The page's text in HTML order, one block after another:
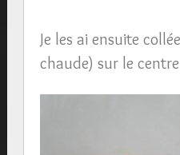
Je les ai ensuite
chaude) sur le